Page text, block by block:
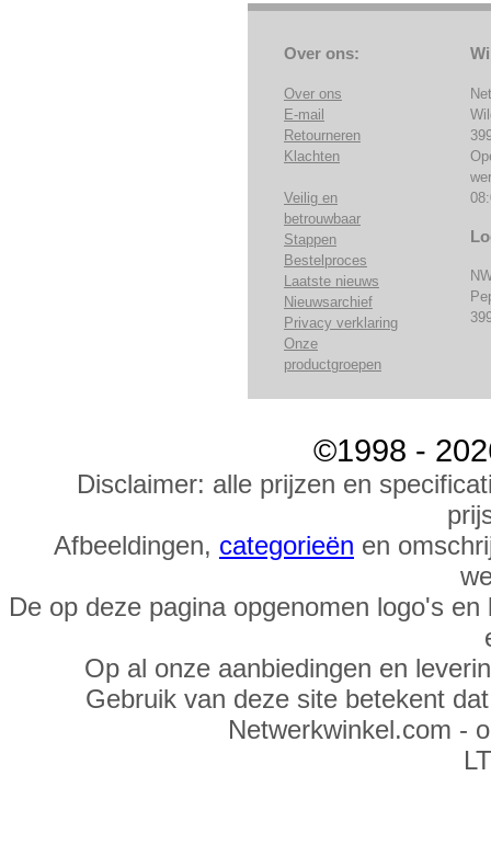
Over ons:
Over ons
E-mail
Retourneren
Klachten
Veilig en
betrouwbaar
Stappen
Bestelproces
Laatste nieuws
Nieuwsarchief
Privacy verklaring
Onze
productgroepen
©1998 -
Disclaimer: alle prijzen en
Afbeeldingen, categorieën en
De op deze pagina opgenomen logo's
Op al onze aanbiedingen en
Gebruik van deze site betekent
Netwerkwinkel.com -